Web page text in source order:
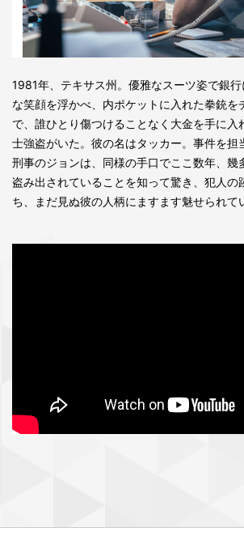
1981年、テキサス州。優雅なスーツ姿で銀
な笑顔を浮かべ、内ポケットに入れた拳銃を
で、誰ひとり傷つけることなく大金を手に入
士強盗がいた。彼の名はタッカー。事件を担
刑事のジョンは、同様の手口でここ数年、幾
盗み出されていることを知って驚き、犯人の
ち、まだ見ぬ彼の人柄にますます魅せられて